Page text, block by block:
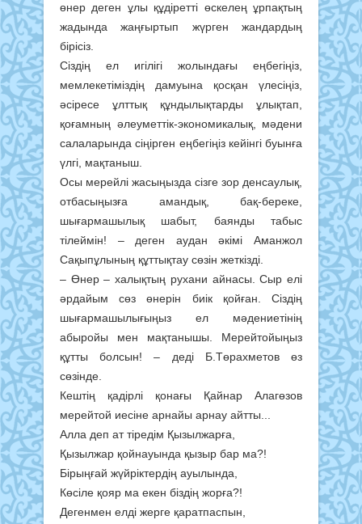
өнер деген ұлы құдіретті өскелең ұрпақтың
жадында жаңғыртып жүрген жандардың
бірісіз.
Сіздің ел игілігі жолындағы еңбегіңіз,
мемлекетіміздің дамуына қосқан үлесіңіз,
әсіресе ұлттық құндылықтарды ұлықтап,
қоғамның әлеуметтік-экономикалық, мәдени
салаларында сіңірген еңбегіңіз кейінгі буынға
үлгі, мақтаныш.
Осы мерейлі жасыңызда сізге зор денсаулық,
отбасыңызға амандық, бақ-береке,
шығармашылық шабыт, баянды табыс
тілеймін! – деген аудан әкімі Аманжол
Сақыпұлының құттықтау сөзін жеткізді.
– Өнер – халықтың рухани айнасы. Сыр елі
әрдайым сөз өнерін биік қойған. Сіздің
шығармашылығыңыз ел мәдениетінің
абыройы мен мақтанышы. Мерейтойыңыз
құтты болсын! – деді Б.Төрахметов өз
сөзінде.
Кештің қадірлі қонағы Қайнар Алагөзов
мерейтой иесіне арнайы арнау айтты...
Алла деп ат тіредім Қызылжарға,
Қызылжар қойнауында қызыр бар ма?!
Бірыңғай жүйріктердің ауылында,
Көсіле қояр ма екен біздің жорға?!
Дегенмен елді жерге қаратпаспын,